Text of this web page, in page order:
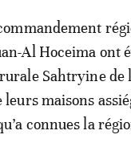
Al Hoceima ont
Sahtryine de
leurs maisons
connues la